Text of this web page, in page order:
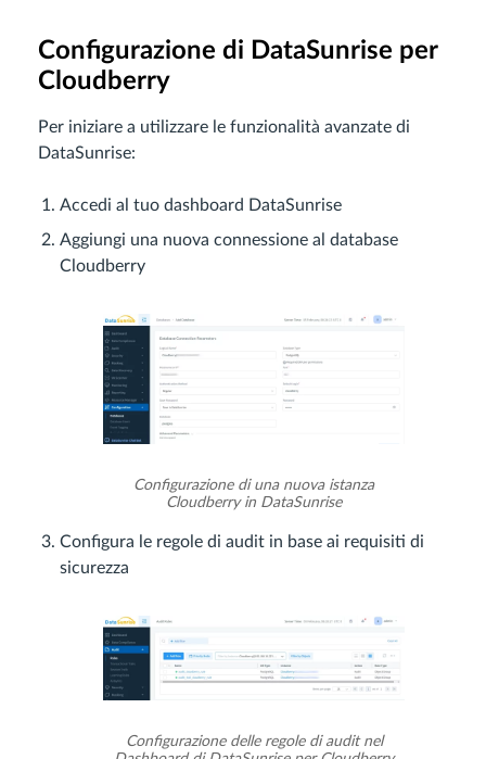
Configurazione di DataSunrise per
Cloudberry
Per iniziare a utilizzare le funzionalità avanzate di
DataSunrise:
Accedi al tuo dashboard DataSunrise
Aggiungi una nuova connessione al database
Cloudberry
Configurazione di una nuova istanza
Cloudberry in DataSunrise
Configura le regole di audit in base ai requisiti di
sicurezza
Configurazione delle regole di audit nel